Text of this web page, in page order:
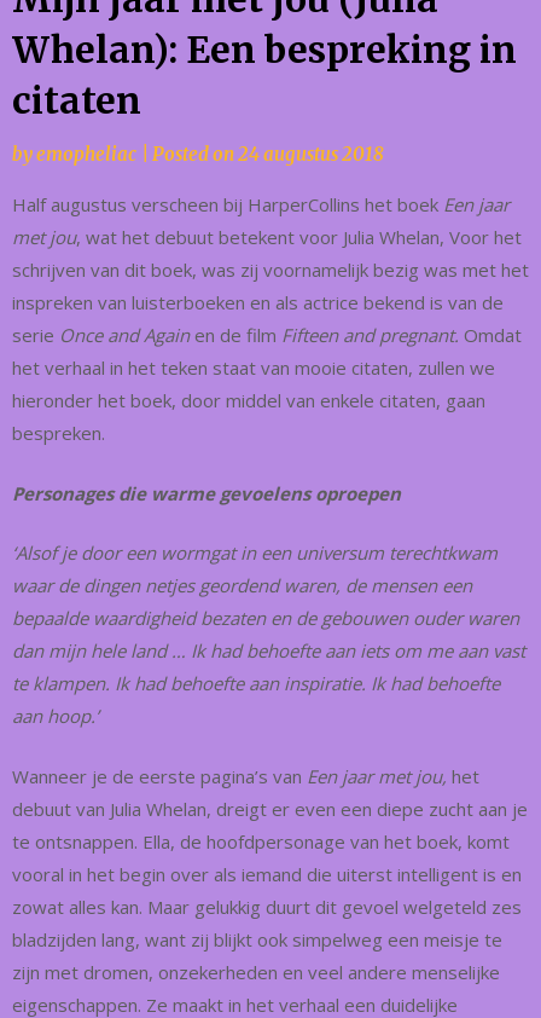
Whelan): Een bespreking in
citaten
byemopheliac Posted on24 augustus 2018
Half augustus verscheen bij HarperCollins het boek Een jaar
met jou, wat het debuut betekent voor Julia Whelan, Voor het
schrijven van dit boek, was zij voornamelijk bezig was met het
inspreken van luisterboeken en als actrice bekend is van de
serie Once and Again en de film Fifteen and pregnant. Omdat
het verhaal in het teken staat van mooie citaten, zullen we
hieronder het boek, door middel van enkele citaten, gaan
bespreken.
Personages die warme gevoelens oproepen
‘Alsof je door een wormgat in een universum terechtkwam
waar de dingen netjes geordend waren, de mensen een
bepaalde waardigheid bezaten en de gebouwen ouder waren
dan mijn hele land … Ik had behoefte aan iets om me aan vast
te klampen. Ik had behoefte aan inspiratie. Ik had behoefte
aan hoop.’
Wanneer je de eerste pagina’s van Een jaar met jou, het
debuut van Julia Whelan, dreigt er even een diepe zucht aan je
te ontsnappen. Ella, de hoofdpersonage van het boek, komt
vooral in het begin over als iemand die uiterst intelligent is en
zowat alles kan. Maar gelukkig duurt dit gevoel welgeteld zes
bladzijden lang, want zij blijkt ook simpelweg een meisje te
zijn met dromen, onzekerheden en veel andere menselijke
eigenschappen. Ze maakt in het verhaal een duidelijke